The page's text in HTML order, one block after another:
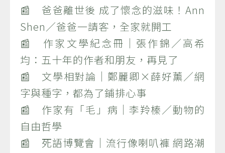
📰 爸爸離世後 成了懷念的滋味！Ann
Shen／爸爸一請客，全家就開工
📰 作家文學紀念冊｜張作錦／高希
均：五十年的作者和朋友，再見了
📰 文學相對論｜鄭麗卿×薛好薰／網
字與種字，都為了鋪排心事
📰 作家有「毛」病｜李羚榛／動物的
自由哲學
📰 死語博覽會｜流行像喇叭褲 網路潮